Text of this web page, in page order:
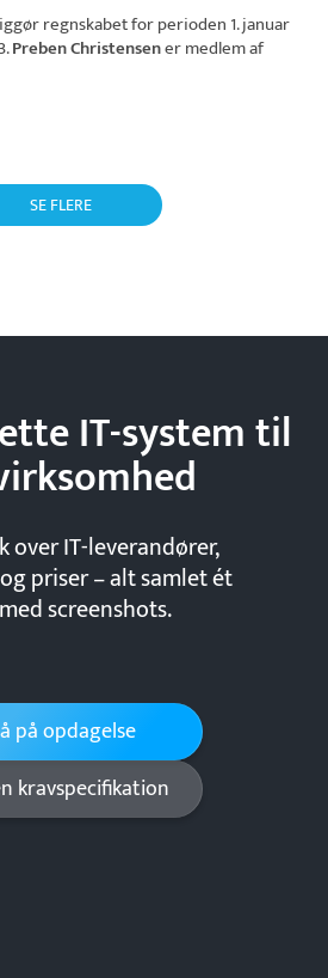
regnskabet for perioden 1. januar
Preben Christensener medlem af
SE FLERE
IT-system til
over IT-leverandører,
priser – alt samlet ét
screenshots.
på opdagelse
kravspecifikation